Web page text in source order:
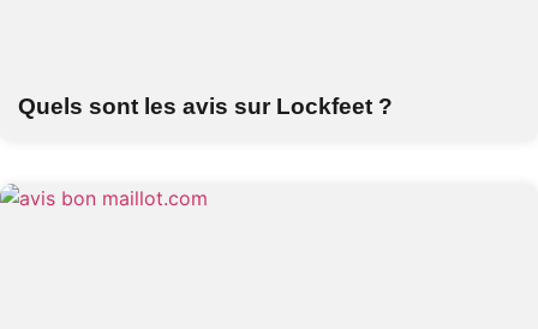
Quels sont les avis sur Lockfeet ?